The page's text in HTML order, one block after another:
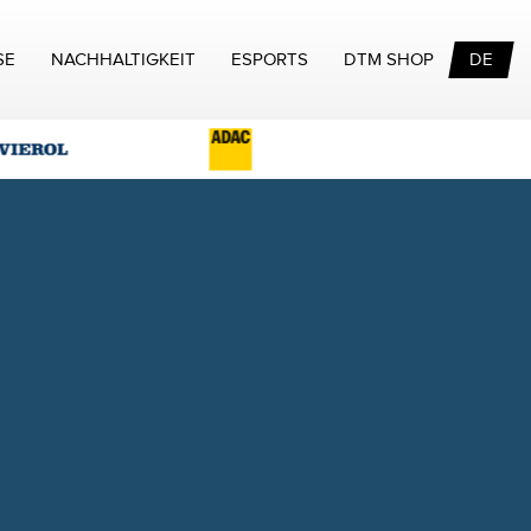
NACHHALTIGKEIT ESPORTS DTM SHOP DE